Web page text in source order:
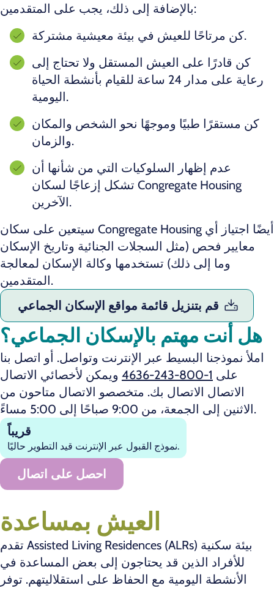
بالإضافة إلى ذلك، يجب على المتقدمين:
كن مرتاحًا للعيش في بيئة معيشية مشتركة.
كن قادرًا على العيش المستقل ولا تحتاج إلى
رعاية على مدار 24 ساعة للقيام بأنشطة الحياة
اليومية.
كن مستقرًا طبيًا وموجهًا نحو الشخص والمكان
والزمان.
عدم إظهار السلوكيات التي من شأنها أن
تشكل إزعاجًا لسكان Congregate Housing
الآخرين.
سيتعين على سكان Congregate Housing أيضًا اجتياز أي
معايير فحص (مثل السجلات الجنائية وتاريخ الإسكان
وما إلى ذلك) تستخدمها وكالة الإسكان لمعالجة
المتقدمين.
قم بتنزيل قائمة مواقع الإسكان الجماعي
هل أنت مهتم بالإسكان الجماعي؟
املأ نموذجنا البسيط عبر الإنترنت وتواصل. أو اتصل بنا
على 1-800-243-4636
ويمكن لأخصائي الاتصال
الاتصال الاتصال بك. متخصصو الاتصال متاحون من
الاثنين إلى الجمعة، من 9:00 صباحًا إلى 5:00 مساءً.
قريباً
نموذج القبول عبر الإنترنت قيد التطوير حاليًا.
احصل على اتصال
العيش بمساعدة
تقدم Assisted Living Residences (ALRs) بيئة سكنية
للأفراد الذين قد يحتاجون إلى بعض المساعدة في
الأنشطة اليومية مع الحفاظ على استقلاليتهم. توفر